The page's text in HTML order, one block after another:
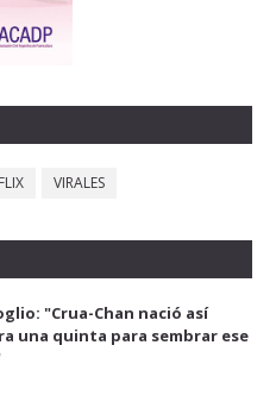
VIRALES
"Crua-Chan nació así
una quinta para sembrar ese